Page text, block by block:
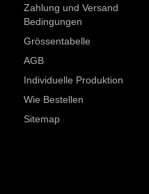
Zahlung und Versand
Bedingungen
Grössentabelle
AGB
Individuelle Produktion
Wie Bestellen
Sitemap